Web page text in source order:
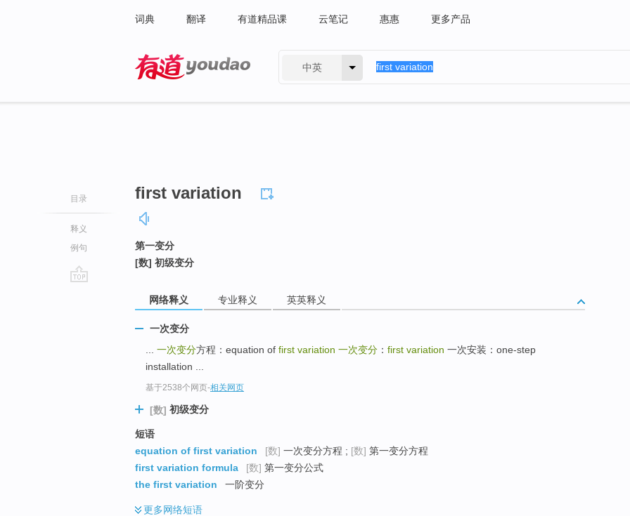
词典 翻译 有道精品课 云笔记 惠惠 更多产品
中英
目录
释义
例句
first variation
第一变分
[数] 初级变分
网络释义 专业释义 英英释义
一次变分
一次变分方程：equation of first variation 一次变分 ： first variation 一次安装：one-step
installation ...
基于2538个网页-相关网页
[数] 初级变分
短语
equation of first variation
[数] 一次变分方程 ; [数] 第一变分方程
first variation formula
[数] 第一变分公式
the first variation
一阶变分
更多网络短语